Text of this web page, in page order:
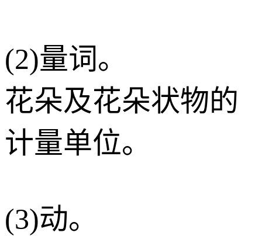
(2)量词。
花朵及花朵状物的
计量单位。
(3)动。